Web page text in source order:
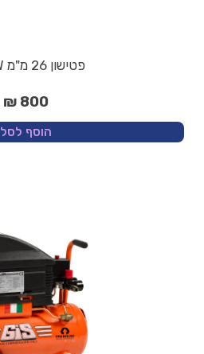
פטישון 26 מ"מ 800W
800 ₪
הוסף לסל